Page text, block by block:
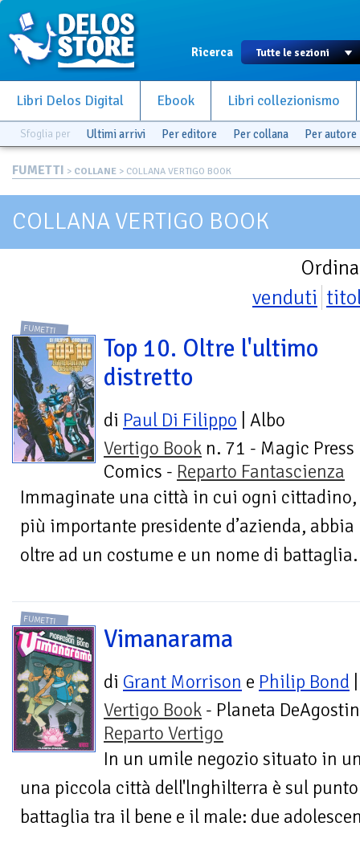
Ricerca
Libri Delos Digital Ebook Libri collezionismo
Sfoglia per Ultimi arrivi Per editore Per collana Per autore
FUMETTI > COLLANE > COLLANA VERTIGO BOOK
COLLANA VERTIGO BOOK
venduti
FUMETTI
Top 10. Oltre l'ultimo
distretto
di Paul Di Filippo | Albo
Vertigo Book n. 71 - Magic Press
Comics - Reparto Fantascienza
Immaginate una città in cui ogni cittadino,
più importante presidente d’azienda,
oltre ad un costume e un nome di
FUMETTI
Vimanarama
di Grant Morrison e Philip Bond
Vertigo Book - Planeta
Reparto Vertigo
In un umile negozio situato in
una piccola città dell'lnghilterra è sul
battaglia tra il bene e il male: due